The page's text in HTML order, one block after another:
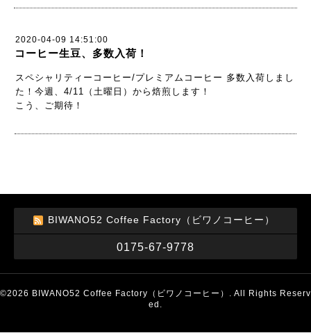
2020-04-09 14:51:00
コーヒー生豆、多数入荷！
スペシャリティーコーヒー/プレミアムコーヒー 多数入荷しまし
た！今週、4/11（土曜日）から焙煎します！
こう、ご期待！
BIWANO52 Coffee Factory（ビワノコーヒー）
0175-67-9778
©2026 BIWANO52 Coffee Factory（ビワノコーヒー） . All Rights Reserv
ed.